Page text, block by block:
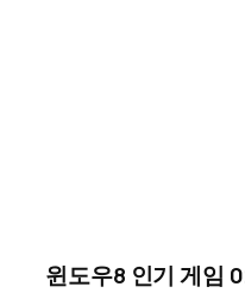
윈도우8 인기 게임